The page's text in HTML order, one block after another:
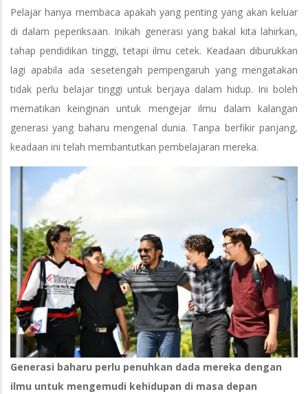
Pelajar hanya membaca apakah yang penting yang akan keluar
di dalam peperiksaan. Inikah generasi yang bakal kita lahirkan,
tahap pendidikan tinggi, tetapi ilmu cetek. Keadaan diburukkan
lagi apabila ada sesetengah pempengaruh yang mengatakan
tidak perlu belajar tinggi untuk berjaya dalam hidup. Ini boleh
mematikan keinginan untuk mengejar ilmu dalam kalangan
generasi yang baharu mengenal dunia. Tanpa berfikir panjang,
keadaan ini telah membantutkan pembelajaran mereka.
Generasi baharu perlu penuhkan dada mereka dengan
ilmu untuk mengemudi kehidupan di masa depan